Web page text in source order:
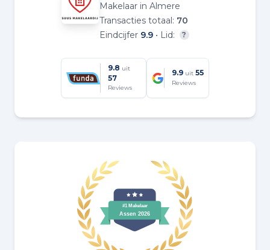
Makelaar in Almere
Transacties totaal: 70
Eindcijfer 9.9 • Lid: ?
9.8 uit
57
Reviews
9.9 uit 55
Reviews